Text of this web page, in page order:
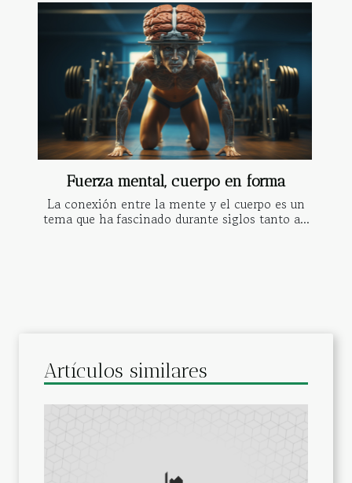
Fuerza mental, cuerpo en forma
La conexión entre la mente y el cuerpo es un
tema que ha fascinado durante siglos tanto a...
Artículos similares